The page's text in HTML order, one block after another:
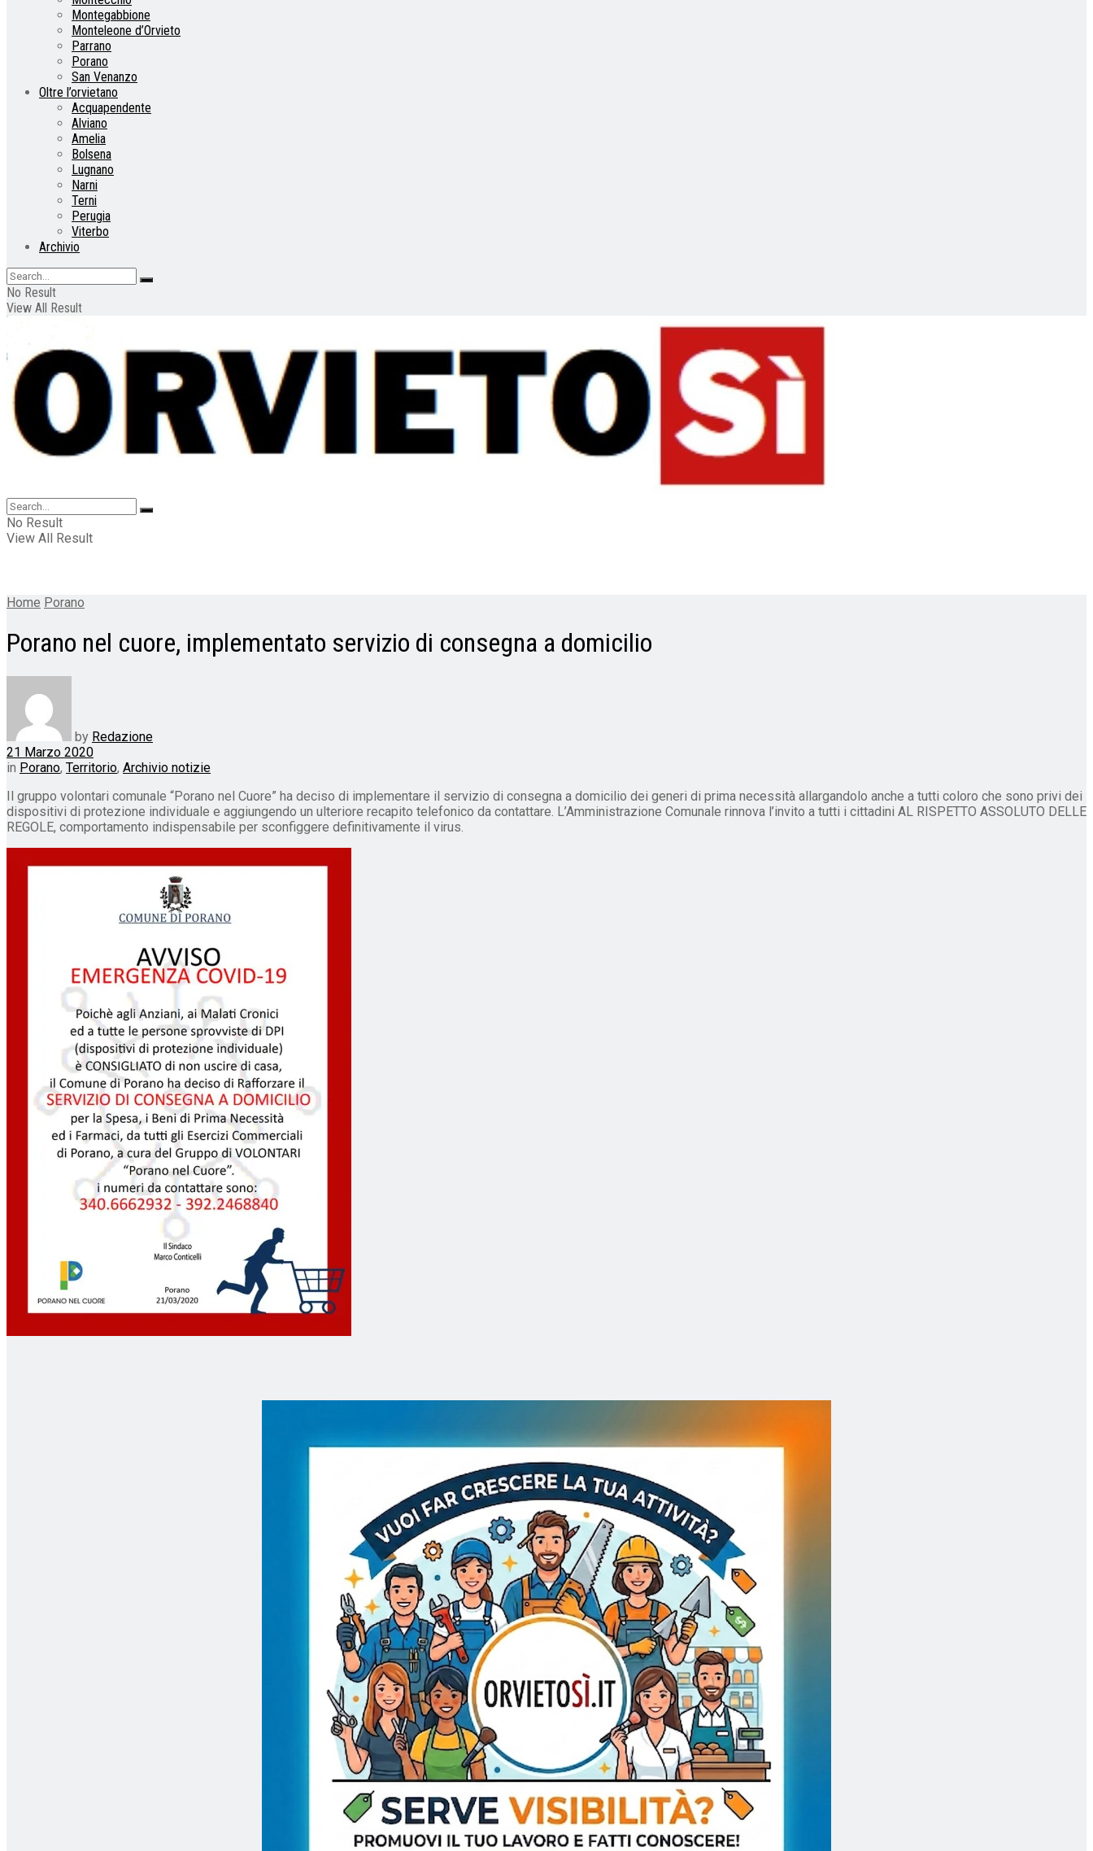
Montegabbione
Monteleone d’Orvieto
Parrano
Porano
San Venanzo
Oltre l’orvietano
Acquapendente
Alviano
Amelia
Bolsena
Lugnano
Narni
Terni
Perugia
Viterbo
Archivio
No Result
View All Result
No Result
View All Result
Home Porano
Porano nel cuore, implementato servizio di consegna a domicilio
by Redazione
21 Marzo 2020
in Porano, Territorio, Archivio notizie
Il gruppo volontari comunale “Porano nel Cuore” ha deciso di implementare il servizio di consegna a domicilio dei generi di prima necessità allargandolo anche a tutti coloro che sono privi dei
dispositivi di protezione individuale e aggiungendo un ulteriore recapito telefonico da contattare. L’Amministrazione Comunale rinnova l’invito a tutti i cittadini AL RISPETTO ASSOLUTO DELLE
REGOLE, comportamento indispensabile per sconfiggere definitivamente il virus.